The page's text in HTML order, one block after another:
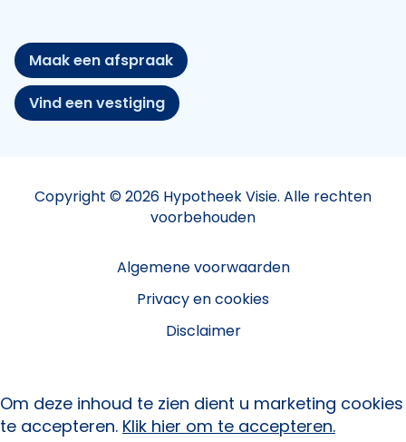
Maak een afspraak
Vind een vestiging
Copyright © 2026 Hypotheek Visie. Alle rechten
voorbehouden
Algemene voorwaarden
Privacy en cookies
Disclaimer
Om deze inhoud te zien dient u marketing cookies
te accepteren. Klik hier om te accepteren.